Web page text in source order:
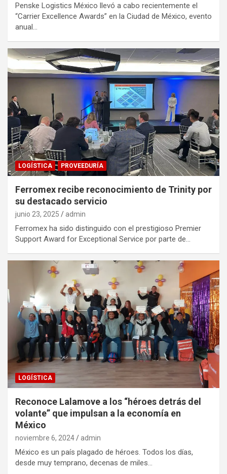
Penske Logistics México llevó a cabo recientemente el
“Carrier Excellence Awards” en la Ciudad de México, evento
anual…
LOGÍSTICA PROVEEDURÍA
Ferromex recibe reconocimiento de Trinity por
su destacado servicio
junio 23, 2025 admin
Ferromex ha sido distinguido con el prestigioso Premier
Support Award for Exceptional Service por parte de…
LOGÍSTICA
Reconoce Lalamove a los “héroes detrás del
volante” que impulsan a la economía en
México
noviembre 6, 2024 admin
México es un país plagado de héroes. Todos los días,
desde muy temprano, decenas de miles…